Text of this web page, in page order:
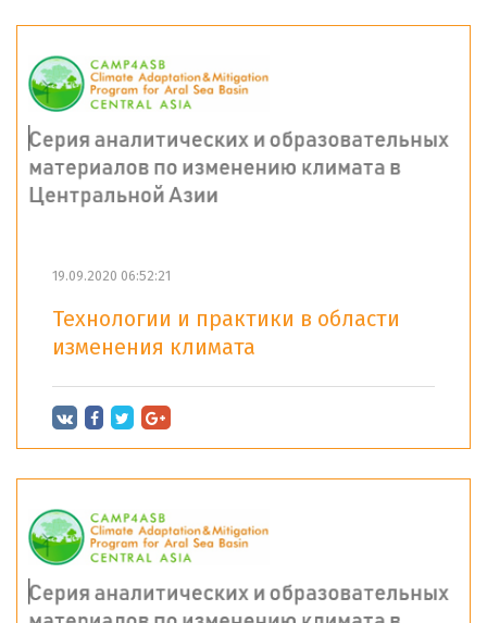
19.09.2020 06:52:21
Технологии и практики в области
изменения климата